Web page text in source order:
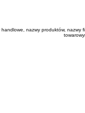
handlowe, nazwy produktów, nazwy